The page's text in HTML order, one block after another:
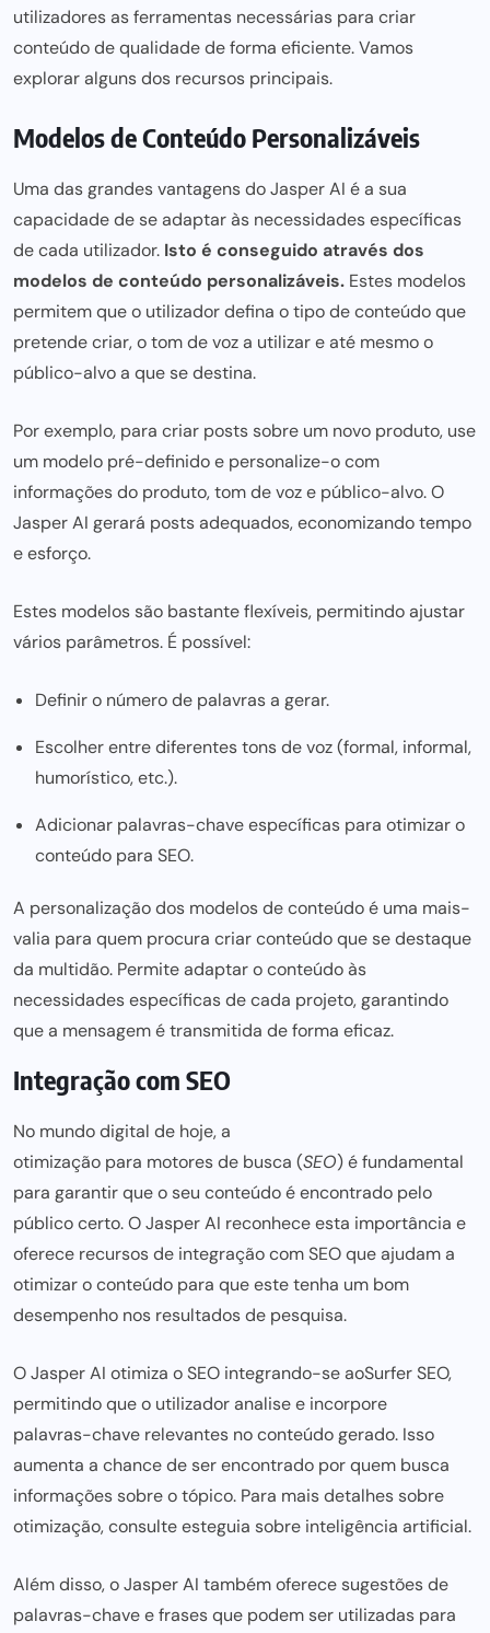
utilizadores asferramentas necessárias para criar
conteúdo de qualidadede forma eficiente. Vamos
explorar alguns dos recursos principais.
Modelos de Conteúdo Personalizáveis
Uma das grandes vantagens do Jasper AI é a sua
capacidade de se adaptar às necessidades específicas
de cada utilizador. Isto é conseguido através dos
modelos de conteúdo personalizáveis. Estes modelos
permitem que o utilizador defina o tipo de conteúdo que
pretende criar, o tom de voz a utilizar e até mesmo o
público-alvo a que se destina.
Por exemplo, para criar posts sobre um novo produto, use
um modelo pré-definido e personalize-o com
informações do produto, tom de voz e público-alvo. O
Jasper AI gerará posts adequados, economizando tempo
e esforço.
Estes modelos são bastante flexíveis, permitindo ajustar
vários parâmetros. É possível:
Definir o número de palavras a gerar.
Escolher entre diferentes tons de voz (formal, informal,
humorístico, etc.).
Adicionar palavras-chave específicas para otimizar o
conteúdo para SEO.
A personalização dos modelos de conteúdo é uma mais-
valia para quem procura criarconteúdo que se destaque
da multidão. Permite adaptar o conteúdo às
necessidades específicas de cada projeto, garantindo
que a mensagem é transmitida de forma eficaz.
Integração com SEO
No mundo digital de hoje, a
otimização para motores de busca (SEO) é fundamental
para garantir que o seu conteúdo é encontrado pelo
público certo. OJasper AI reconhece esta importância e
oferece recursos de integração com SEO que ajudam a
otimizar o conteúdo para que este tenha um bom
desempenho nos resultados de pesquisa.
O Jasper AI otimiza o SEO integrando-se aoSurfer SEO,
permitindo que o utilizador analise e incorpore
palavras-chave relevantes no conteúdo gerado. Isso
aumenta a chance deser encontrado por quem busca
informações sobre o tópico. Para mais detalhes sobre
otimização, consulte esteguia sobre inteligência artificial.
Além disso, o Jasper AI também oferece sugestões de
palavras-chave e frases que podemser utilizadas para